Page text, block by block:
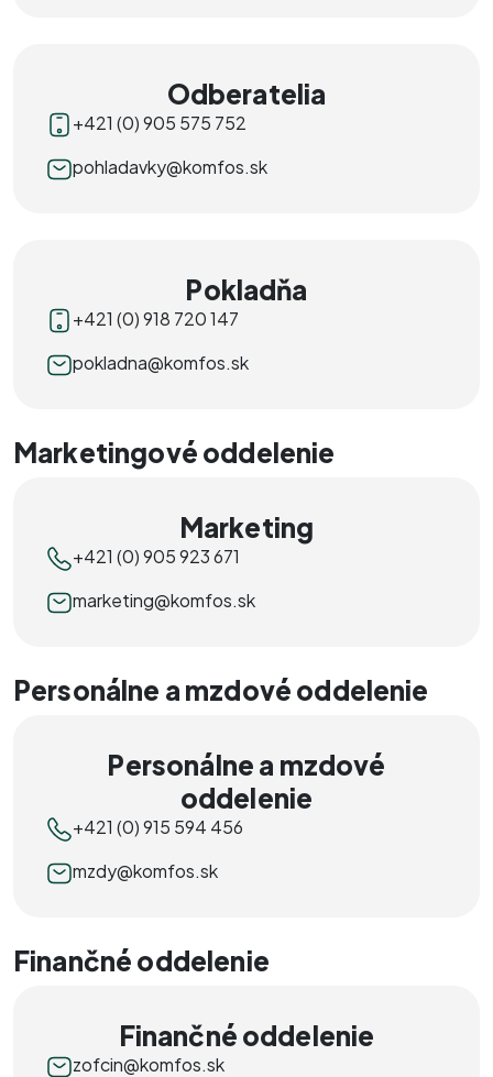
Odberatelia
+421 (0) 905 575 752
pohladavky@komfos.sk
Pokladňa
+421 (0) 918 720 147
pokladna@komfos.sk
Marketingové oddelenie
Marketing
+421 (0) 905 923 671
marketing@komfos.sk
Personálne a mzdové oddelenie
Personálne a mzdové
oddelenie
+421 (0) 915 594 456
mzdy@komfos.sk
Finančné oddelenie
Finančné oddelenie
zofcin@komfos.sk